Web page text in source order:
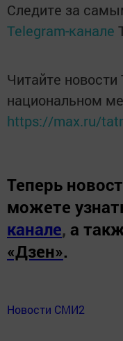
Следите за
Telegram-канале
Читайте новости
национальном
https://max.ru/
Теперь
можете
канале, а
«Дзен».
Новости СМИ2